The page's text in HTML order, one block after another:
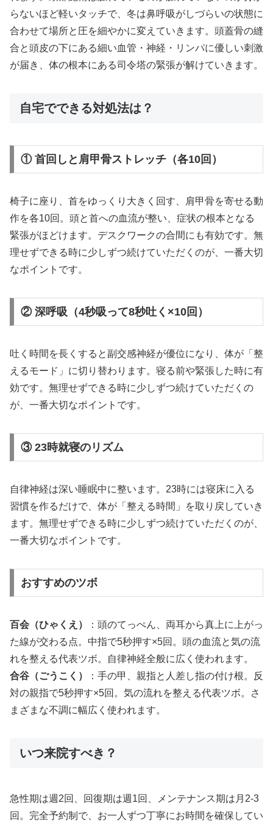
らないほど軽いタッチで、冬は鼻呼吸がしづらいの状態に
合わせて場所と圧を細やかに変えていきます。頭蓋骨の縫
合と頭皮の下にある細い血管・神経・リンパに優しい刺激
が届き、体の根本にある司令塔の緊張が解けていきます。
自宅でできる対処法は？
① 首回しと肩甲骨ストレッチ（各10回）
椅子に座り、首をゆっくり大きく回す、肩甲骨を寄せる動
作を各10回。頭と首への血流が整い、症状の根本となる
緊張がほどけます。デスクワークの合間にも有効です。無
理せずできる時に少しずつ続けていただくのが、一番大切
なポイントです。
② 深呼吸（4秒吸って8秒吐く×10回）
吐く時間を長くすると副交感神経が優位になり、体が「整
えるモード」に切り替わります。寝る前や緊張した時に有
効です。無理せずできる時に少しずつ続けていただくの
が、一番大切なポイントです。
③ 23時就寝のリズム
自律神経は深い睡眠中に整います。23時には寝床に入る
習慣を作るだけで、体が「整える時間」を取り戻していき
ます。無理せずできる時に少しずつ続けていただくのが、
一番大切なポイントです。
おすすめのツボ
百会（ひゃくえ）
：頭のてっぺん、両耳から真上に上がっ
た線が交わる点。中指で5秒押す×5回。頭の血流と気の流
れを整える代表ツボ。自律神経全般に広く使われます。
合谷（ごうこく）
：手の甲、親指と人差し指の付け根。反
対の親指で5秒押す×5回。気の流れを整える代表ツボ。さ
まざまな不調に幅広く使われます。
いつ来院すべき？
急性期は週2回、回復期は週1回、メンテナンス期は月2-3
回。完全予約制で、お一人ずつ丁寧にお時間を確保してい